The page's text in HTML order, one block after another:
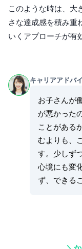
このような時は、大
さな達成感を積み重
いくアプローチが有
キャリアアドバ
お子さんが
が悪かった
ことがある
むよりも、
す。少しず
心境にも変
ず、できる